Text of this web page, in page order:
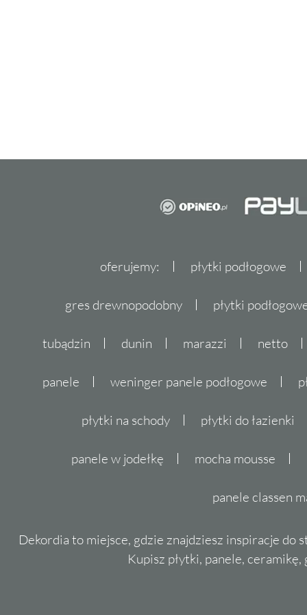
oferujemy: płytki podłogowe
gres drewnopodobny płytki
tubądzin dunin marazzi netto
panele weninger panele podłogowe
płytki na schody płytki do łazienki
panele w jodełkę mocha mousse
panele classen
Dekordia to miejsce, gdzie znajdziesz inspiracje do
Kupisz płytki, panele,